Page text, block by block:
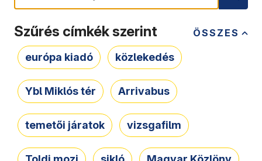
ÖSSZES
Szűrés címkék szerint
európa kiadó közlekedés
Ybl Miklós tér Arrivabus
temetői járatok vizsgafilm